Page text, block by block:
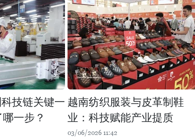
技链关键一
一步？
越南纺织服装与皮革制鞋
业：科技赋能产业提质
03/06/2026 11:42